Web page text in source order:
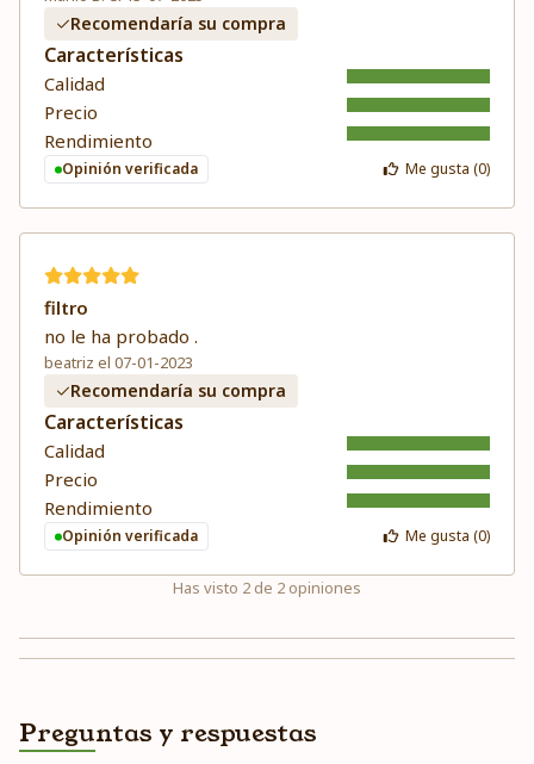
Recomendaría su compra
Características
Calidad
Precio
Rendimiento
Opinión verificada Me gusta (0)
filtro
no le ha probado .
beatriz el 07-01-2023
Recomendaría su compra
Características
Calidad
Precio
Rendimiento
Opinión verificada Me gusta (0)
Has visto 2 de 2 opiniones
Preguntas y respuestas